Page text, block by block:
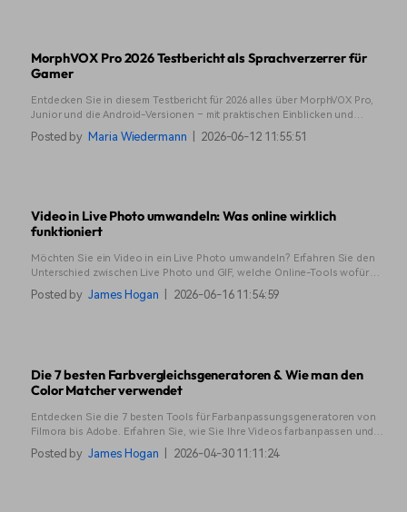
MorphVOX Pro 2026 Testbericht als Sprachverzerrer für
Gamer
Entdecken Sie in diesem Testbericht für 2026 alles über MorphVOX Pro,
Junior und die Android-Versionen – mit praktischen Einblicken und
Vergleichen zur Stimmenerstellung.
Posted by Maria Wiedermann 2026-06-12 11:55:51
Video in Live Photo umwandeln: Was online wirklich
funktioniert
Möchten Sie ein Video in ein Live Photo umwandeln? Erfahren Sie den
Unterschied zwischen Live Photo und GIF, welche Online-Tools wofür
geeignet sind und wann Filmora die bessere Wahl ist.
Posted by James Hogan 2026-06-16 11:54:59
Die 7 besten Farbvergleichsgeneratoren & Wie man den
Color Matcher verwendet
Entdecken Sie die 7 besten Tools für Farbanpassungsgeneratoren von
Filmora bis Adobe. Erfahren Sie, wie Sie Ihre Videos farbanpassen und
Posted by James Hogan 2026-04-30 11:11:24